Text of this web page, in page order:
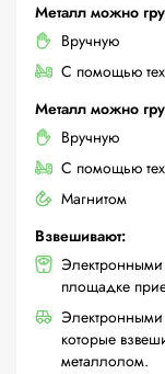
Металл можно
Вручную
С помощью
Металл можно
Вручную
С помощью
Магнитом
Взвешивают:
площадке
которые
металлолом.